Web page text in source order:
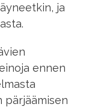
ja
ennen
pärjäämisen